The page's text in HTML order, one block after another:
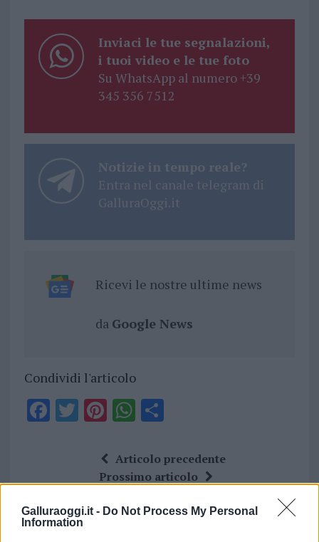
Galluraoggi.it - Do Not Process My Personal
Information
Inviaci le tue segnalazioni,
i tuoi video e le tue foto
Su WhatsApp al numero +39
345 356 7512
Notizie in tempo reale?
Entra nel canale telegram di
GalluraOggi.it
Ricevi le nostre ultime news
da Google News
Condividi l'articolo
F
b
o
o
T
te
r
Pi
te
re
st
W
at
s
A
p
S
a
re
Articolo precedente
Prossimo articolo